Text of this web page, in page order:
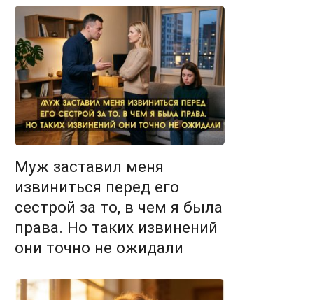
Муж заставил меня
извиниться перед его
сестрой за то, в чем я была
права. Но таких извинений
они точно не ожидали